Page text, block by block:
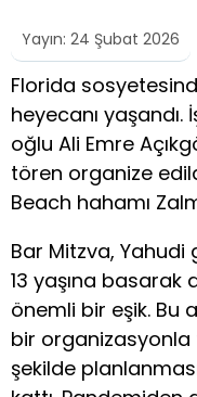
Yayın: 24 Şubat 2026
Florida
heyecanı yaşandı.
oğlu Ali Emre
tören organize
Beach hahamı
Bar Mitzva, Yahudi
13 yaşına
önemli bir eşik. Bu
bir organizasyonla
şekilde